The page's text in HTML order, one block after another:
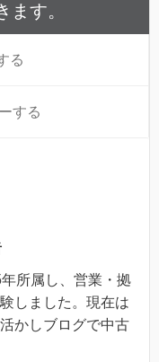
ます。
る
する
所属し、営業・拠
しました。現在は
かしブログで中古